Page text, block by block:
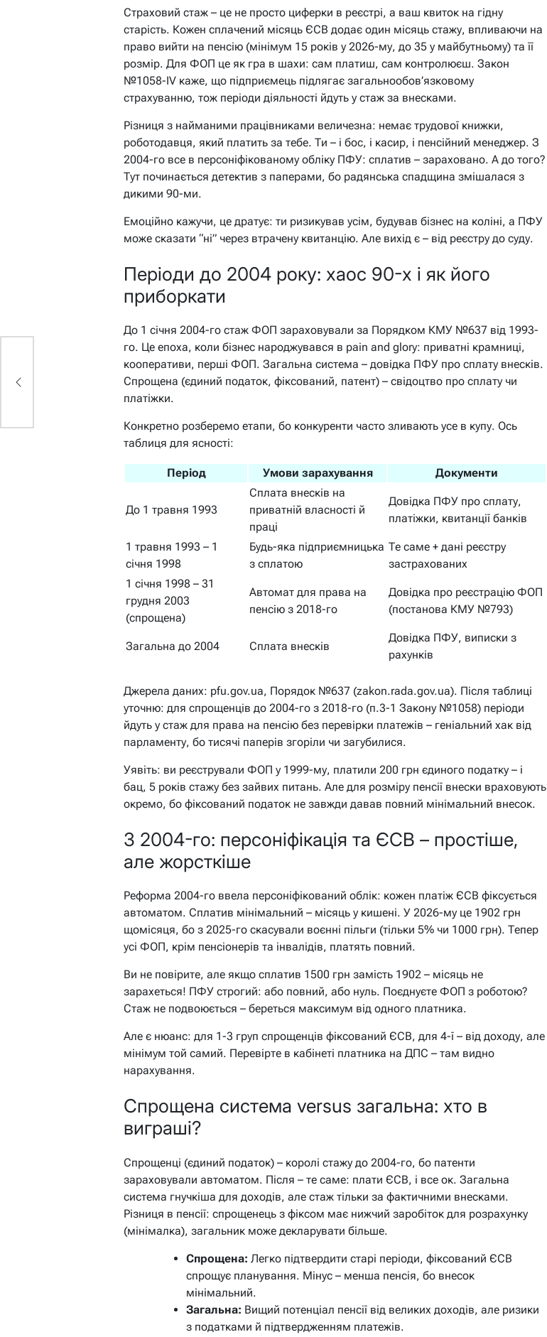
Страховий стаж – це не просто циферки в реєстрі, а ваш квиток на гідну
старість. Кожен сплачений місяць ЄСВ додає один місяць стажу, впливаючи на
право вийти на пенсію (мінімум 15 років у 2026-му, до 35 у майбутньому) та її
розмір. Для ФОП це як гра в шахи: сам платиш, сам контролюєш. Закон
№1058-IV каже, що підприємець підлягає загальнообов’язковому
страхуванню, тож періоди діяльності йдуть у стаж за внесками.
Різниця з найманими працівниками величезна: немає трудової книжки,
роботодавця, який платить за тебе. Ти – і бос, і касир, і пенсійний менеджер. З
2004-го все в персоніфікованому обліку ПФУ: сплатив – зараховано. А до того?
Тут починається детектив з паперами, бо радянська спадщина змішалася з
дикими 90-ми.
Емоційно кажучи, це дратує: ти ризикував усім, будував бізнес на коліні, а ПФУ
може сказати “ні” через втрачену квитанцію. Але вихід є – від реєстру до суду.
Періоди до 2004 року: хаос 90-х і як його
приборкати
До 1 січня 2004-го стаж ФОП зараховували за Порядком КМУ №637 від 1993-
го. Це епоха, коли бізнес народжувався в pain and glory: приватні крамниці,
кооперативи, перші ФОП. Загальна система – довідка ПФУ про сплату внесків.
Спрощена (єдиний податок, фіксований, патент) – свідоцтво про сплату чи
платіжки.
Конкретно розберемо етапи, бо конкуренти часто зливають усе в купу. Ось
таблиця для ясності:
Період Умови зарахування Документи
До 1 травня 1993
Сплата внесків на
приватній власності й
праці
Довідка ПФУ про сплату,
платіжки, квитанції банків
1 травня 1993 – 1
січня 1998
Будь-яка підприємницька
з сплатою
Те саме + дані реєстру
застрахованих
1 січня 1998 – 31
грудня 2003
(спрощена)
Автомат для права на
пенсію з 2018-го
Довідка про реєстрацію ФОП
(постанова КМУ №793)
Загальна до 2004 Сплата внесків
Довідка ПФУ, виписки з
рахунків
Джерела даних: pfu.gov.ua, Порядок №637 (zakon.rada.gov.ua). Після таблиці
уточню: для спрощенців до 2004-го з 2018-го (п.3-1 Закону №1058) періоди
йдуть у стаж для права на пенсію без перевірки платежів – геніальний хак від
парламенту, бо тисячі паперів згоріли чи загубилися.
Уявіть: ви реєстрували ФОП у 1999-му, платили 200 грн єдиного податку – і
бац, 5 років стажу без зайвих питань. Але для розміру пенсії внески враховують
окремо, бо фіксований податок не завжди давав повний мінімальний внесок.
З 2004-го: персоніфікація та ЄСВ – простіше,
але жорсткіше
Реформа 2004-го ввела персоніфікований облік: кожен платіж ЄСВ фіксується
автоматом. Сплатив мінімальний – місяць у кишені. У 2026-му це 1902 грн
щомісяця, бо з 2025-го скасували воєнні пільги (тільки 5% чи 1000 грн). Тепер
усі ФОП, крім пенсіонерів та інвалідів, платять повний.
Ви не повірите, але якщо сплатив 1500 грн замість 1902 – місяць не
зарахеться! ПФУ строгий: або повний, або нуль. Поєднуєте ФОП з роботою?
Стаж не подвоюється – береться максимум від одного платника.
Але є нюанс: для 1-3 груп спрощенців фіксований ЄСВ, для 4-ї – від доходу, але
мінімум той самий. Перевірте в кабінеті платника на ДПС – там видно
нарахування.
Спрощена система versus загальна: хто в
виграші?
Спрощенці (єдиний податок) – королі стажу до 2004-го, бо патенти
зараховували автоматом. Після – те саме: плати ЄСВ, і все ок. Загальна
система гнучкіша для доходів, але стаж тільки за фактичними внесками.
Різниця в пенсії: спрощенець з фіксом має нижчий заробіток для розрахунку
(мінімалка), загальник може декларувати більше.
Спрощена: Легко підтвердити старі періоди, фіксований ЄСВ
спрощує планування. Мінус – менша пенсія, бо внесок
мінімальний.
Загальна: Вищий потенціал пенсії від великих доходів, але ризики
з податками й підтвердженням платежів.